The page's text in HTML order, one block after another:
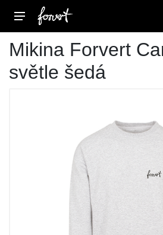
Mikina Forvert
světle šedá